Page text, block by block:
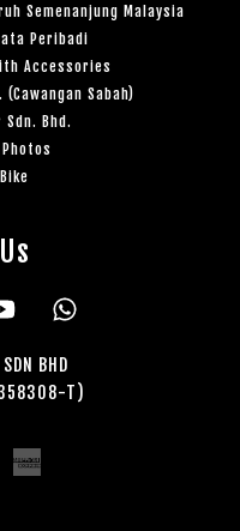
Semenanjung Malaysia
Peribadi
Accessories
Sabah)
Bhd.
YouTube
BHD
T)
Master